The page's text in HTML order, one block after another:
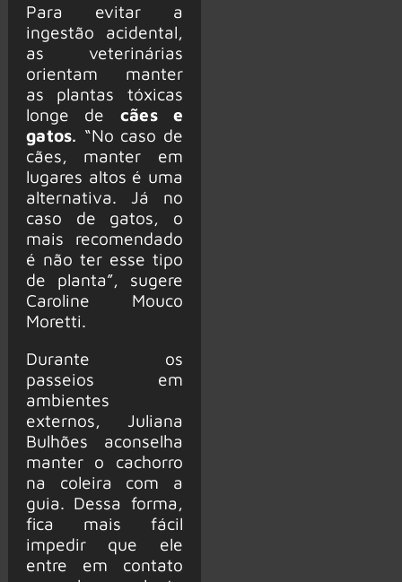
Para evitar a
ingestão acidental,
as veterinárias
orientam manter
as plantas tóxicas
longe de cães e
gatos. “No caso de
cães, manter em
lugares altos é uma
alternativa. Já no
caso de gatos, o
mais recomendado
é não ter esse tipo
de planta”, sugere
Caroline Mouco
Moretti.
Durante os
passeios em
ambientes
externos, Juliana
Bulhões aconselha
manter o cachorro
na coleira com a
guia. Dessa forma,
fica mais fácil
impedir que ele
entre em contato